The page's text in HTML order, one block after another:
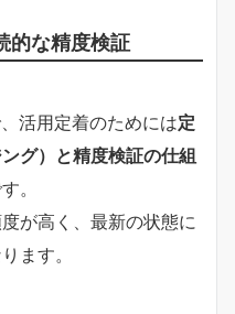
的な精度検証
活用定着のためには定
グ）と精度検証の仕組
。
が高く、最新の状態に
ます。